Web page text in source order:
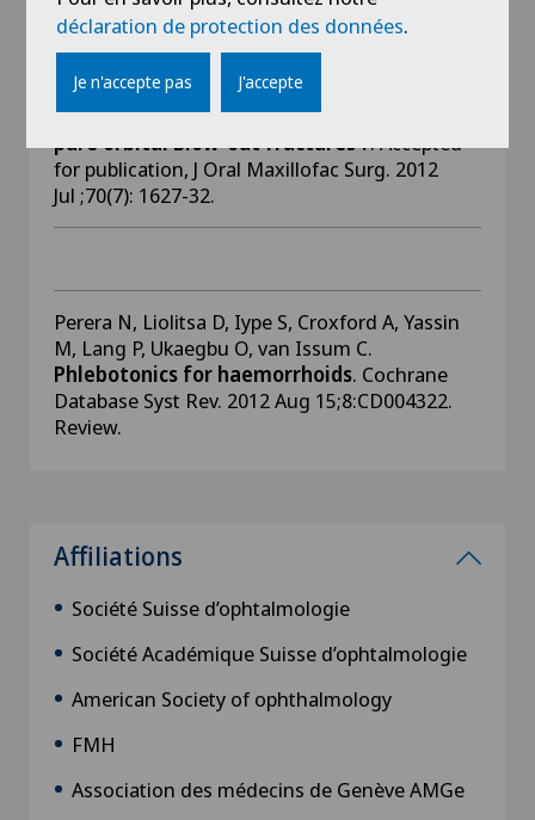
Issum C, Scolozzi P,
Can systematic CT-scan
assessment predict treatment decision in
pure orbital Blow-out fractures ?. Accepted
for publication, J Oral Maxillofac Surg. 2012
Jul ;70(7): 1627-32.
Perera N, Liolitsa D, Iype S, Croxford A, Yassin
M, Lang P, Ukaegbu O, van Issum C.
Phlebotonics for haemorrhoids. Cochrane
Database Syst Rev. 2012 Aug 15;8:CD004322.
Review.
Affiliations
Société Suisse d’ophtalmologie
Société Académique Suisse d’ophtalmologie
American Society of ophthalmology
FMH
Association des médecins de Genève AMGe
déclaration de protection des données.
Je n'accepte pas J'accepte